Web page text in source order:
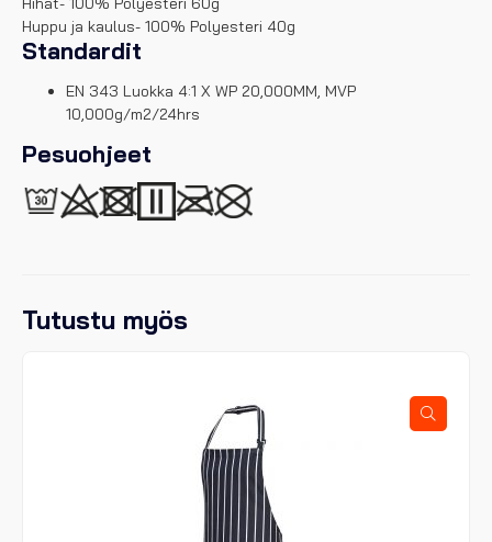
Huppu ja kaulus- 100% Polyesteri 40g
Standardit
EN 343 Luokka 4:1 X WP 20,000MM, MVP
10,000g/m2/24hrs
Pesuohjeet
Tutustu myös